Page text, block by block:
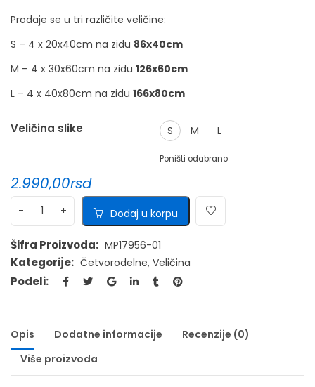
Prodaje se u tri različite veličine:
S – 4 x 20x40cm na zidu 86x40cm
M – 4 x 30x60cm na zidu 126x60cm
L – 4 x 40x80cm na zidu 166x80cm
Veličina slike S M L
Poništi odabrano
2.990,00rsd
Dodaj u korpu
Šifra Proizvoda: MP17956-01
Kategorije: Četvorodelne, Veličina
Podeli:
Opis Dodatne informacije
Recenzije (0)
Više proizvoda